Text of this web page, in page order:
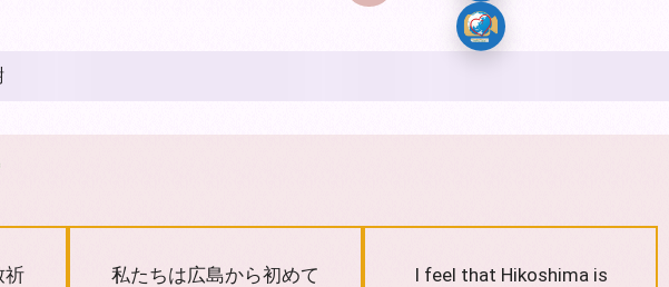
祈
私たちは広島から初めて
I feel that Hikoshima is